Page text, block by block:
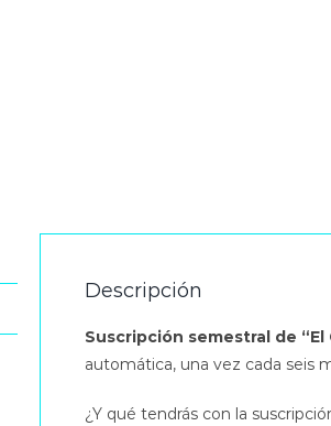
Descripción
Suscripción semestral de “El
automática, una vez cada seis
¿Y qué tendrás con la